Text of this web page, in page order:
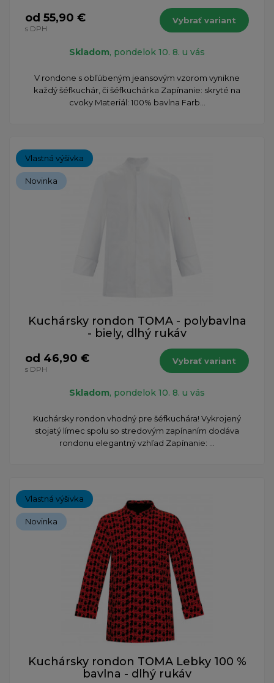
od 55,90 €
s DPH
Vybrať variant
Skladom, pondelok 10. 8. u vás
​V rondone s obľúbeným jeansovým vzorom vynikne
každý šéfkuchár, či šéfkuchárka Zapínanie: skryté na
cvoky Materiál: 100% bavlna Farb...
Vlastná výšivka
Novinka
Kuchársky rondon TOMA - polybavlna
- biely, dlhý rukáv
od 46,90 €
s DPH
Vybrať variant
Skladom, pondelok 10. 8. u vás
Kuchársky rondon vhodný pre šéfkuchára! Vykrojený
stojatý límec spolu so stredovým zapínaním dodáva
rondonu elegantný vzhľad Zapínanie: ...
Vlastná výšivka
Novinka
Kuchársky rondon TOMA Lebky 100 %
bavlna - dlhý rukáv